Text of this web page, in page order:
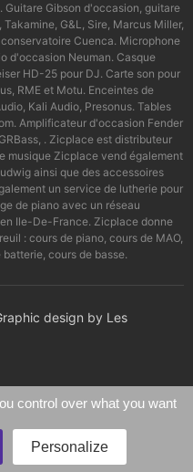
Gibson d'occasion, guitare
G&L, Sire, Marcus Miller,
Cuenca. Microphone
d'occasion Neuman. Casque
HD-25 pour DJ. Carte son pour
RME et Motu. Enceintes de
Kali Audio, Presonus. Tables
Amplificateur d'occasion Fender
. Zicplace est distributeur
musique Zicplace vend également
ainsi que des accessoires
un service de lutherie pour
de piano avec un réseau
Ile-De-France. Zicplace donne
: cours de piano, cours de MAO,
cours de basse.
design by Les
control over what you want
Personalize